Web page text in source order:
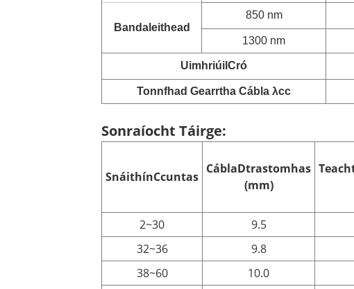
Bandaleithead
850 nm
1300 nm
Uimhriúil Cró
Tonnfhad Gearrtha Cábla λcc
Sonraíocht Táirge:
SnáithínCcuntas
CáblaDtrastomhas
(mm)
2~30
9.5
32~36
9.8
38~60
10.0